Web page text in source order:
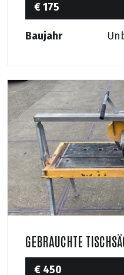
€ 175
Baujahr
GEBRAUCHTE
€ 450